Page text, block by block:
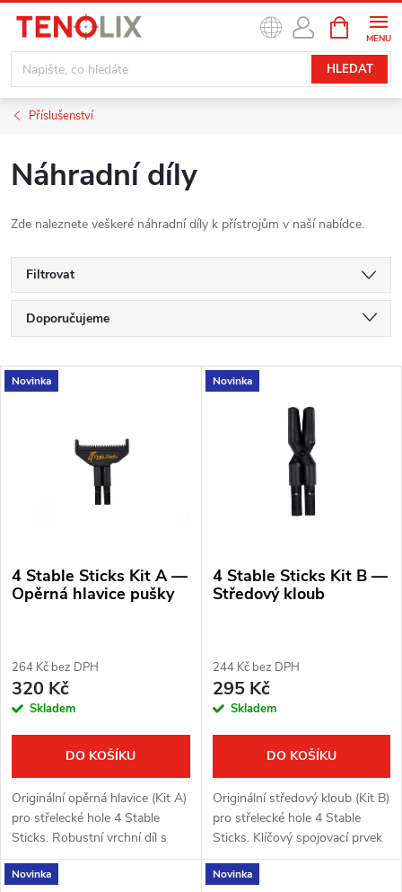
obsah
HLEDAT
NÁKUPNÍ
KOŠÍK
Příslušenství
Náhradní díly
Zde naleznete veškeré náhradní díly k přístrojům v naší nabídce.
Filtrovat
Ř
a
z
p
r
d
u
t
ů
Doporučujeme
Nejdražší
Abecedně
V
p
o
d
u
k
t
ů
Novinka
4 Stable Sticks Kit A —
Opěrná hlavice pušky
264 Kč bez DPH
320 Kč
Skladem
DO KOŠÍKU
Originální opěrná hlavice (Kit A)
pro střelecké hole 4 Stable
Sticks. Robustní vrchní díl s
rýhovanou plochou pro pevné
položení pušky. Kompatibilní s
Novinka
4 Stable Sticks Kit B —
Středový kloub
244 Kč bez DPH
295 Kč
Skladem
DO KOŠÍKU
Originální středový kloub (Kit B)
pro střelecké hole 4 Stable
Sticks. Klíčový spojovací prvek
mezi horními a spodními
nohami hole. Kompatibilní s
Novinka Novinka